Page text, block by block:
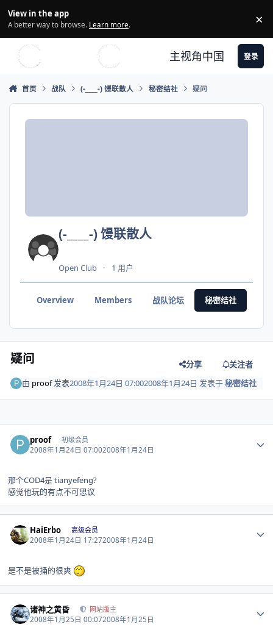
View in the app
A better way to browse. Learn more. ×
主视角中国 登录
首页 战队 (-____-) 馒联散人 秘密结社 疑问
(-____-) 馒联散人
Open Club 1 用户
Overview Members 战队论坛 秘密结社
疑问 分享
关注者
由 proof发表2008年1月24日 07:002008年1月24日 发表于秘密结社
proof 初级会员
2008年1月24日 07:002008年1月24日
那个COD4是 tianyefeng?
感觉他玩的有点不可思议
HaiErbo 高级会员
2008年1月24日 17:272008年1月24日
是不是被捅的很爽
诸神之黄昏 网站版主
2008年1月25日 00:072008年1月25日